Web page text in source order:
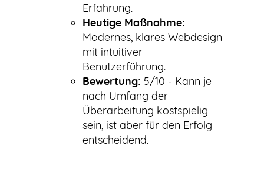
Erfahrung.
Heutige Maßnahme:
Modernes, klares Webdesign
mit intuitiver
Benutzerführung.
Bewertung: 5/10 - Kann je
nach Umfang der
Überarbeitung kostspielig
sein, ist aber für den Erfolg
entscheidend.